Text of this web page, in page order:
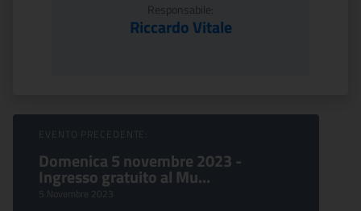
Responsabile:
Riccardo Vitale
Sfoglia Eventi
EVENTO PRECEDENTE:
Domenica 5 novembre 2023 -
Ingresso gratuito al Mu...
5 Novembre 2023